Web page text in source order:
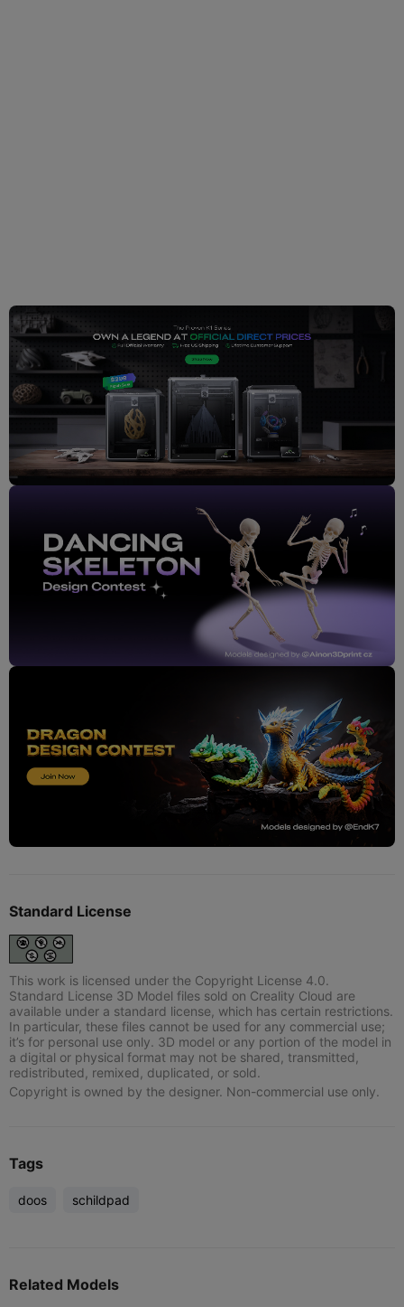
Standard License
This work is licensed under the Copyright License 4.0.
Standard License 3D Model files sold on Creality Cloud are
available under a standard license, which has certain restrictions.
In particular, these files cannot be used for any commercial use;
it’s for personal use only. 3D model or any portion of the model in
a digital or physical format may not be shared, transmitted,
redistributed, remixed, duplicated, or sold.
Copyright is owned by the designer. Non-commercial use only.
Tags
doos schildpad
Related Models